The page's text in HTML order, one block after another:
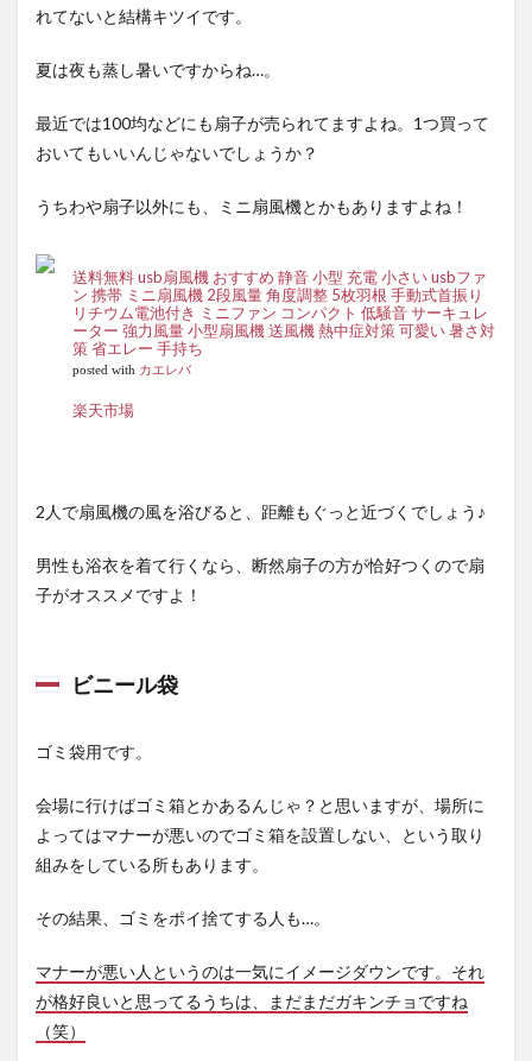
れてないと結構キツイです。
夏は夜も蒸し暑いですからね…。
最近では100均などにも扇子が売られてますよね。1つ買って
おいてもいいんじゃないでしょうか？
うちわや扇子以外にも、ミニ扇風機とかもありますよね！
送料無料 usb扇風機 おすすめ 静音 小型 充電 小さい usbファ
ン 携帯 ミニ扇風機 2段風量 角度調整 5枚羽根 手動式首振り
リチウム電池付き ミニファン コンパクト 低騒音 サーキュレ
ーター 強力風量 小型扇風機 送風機 熱中症対策 可愛い 暑さ対
策 省エレー 手持ち
posted with カエレバ
楽天市場
2人で扇風機の風を浴びると、距離もぐっと近づくでしょう♪
男性も浴衣を着て行くなら、断然扇子の方が恰好つくので扇
子がオススメですよ！
ビニール袋
ゴミ袋用です。
会場に行けばゴミ箱とかあるんじゃ？と思いますが、場所に
よってはマナーが悪いのでゴミ箱を設置しない、という取り
組みをしている所もあります。
その結果、ゴミをポイ捨てする人も…。
マナーが悪い人というのは一気にイメージダウンです。それ
が格好良いと思ってるうちは、まだまだガキンチョですね
（笑）